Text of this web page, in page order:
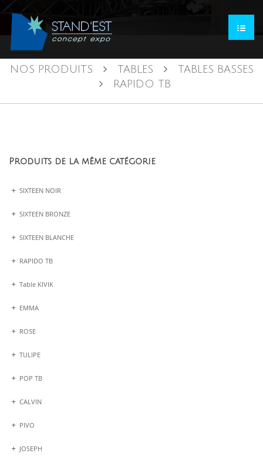
NOS PRODUITS TABLES
TABLES BASSES
RAPIDO TB
Produits de la même catégorie
SIXTEEN NOIR
SIXTEEN BRONZE
SIXTEEN BLANCHE
RAPIDO TB
Table KIVIK
EMMA
ROSE
TULIPE
POP TB
CALVIN
PIVO
JOSEPH